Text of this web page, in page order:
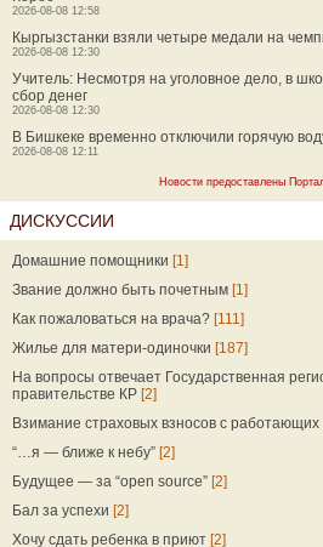
2026-08-08 12:58
Кыргызстанки взяли четыре медали на
2026-08-08 12:30
Учитель: Несмотря на уголовное дело, в
сбор денег
2026-08-08 12:30
В Бишкеке временно отключили горячую
2026-08-08 12:11
Новости предоставлены
ДИСКУССИИ
Домашние помощники [1]
Звание должно быть почетным [1]
Как пожаловаться на врача? [111]
Жилье для матери-одиночки [187]
На вопросы отвечает Государственная
правительстве КР [2]
Взимание страховых взносов с
“…я — ближе к небу” [2]
Будущее — за “open source” [2]
Бал за успехи [2]
Хочу сдать ребенка в приют [2]